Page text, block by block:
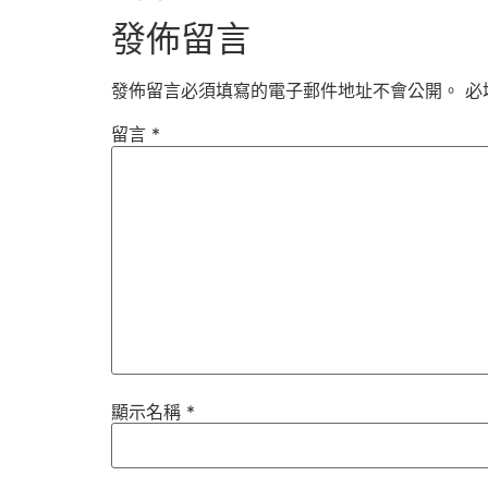
發佈留言
發佈留言必須填寫的電子郵件地址不會公開。 必
留言 *
顯示名稱 *